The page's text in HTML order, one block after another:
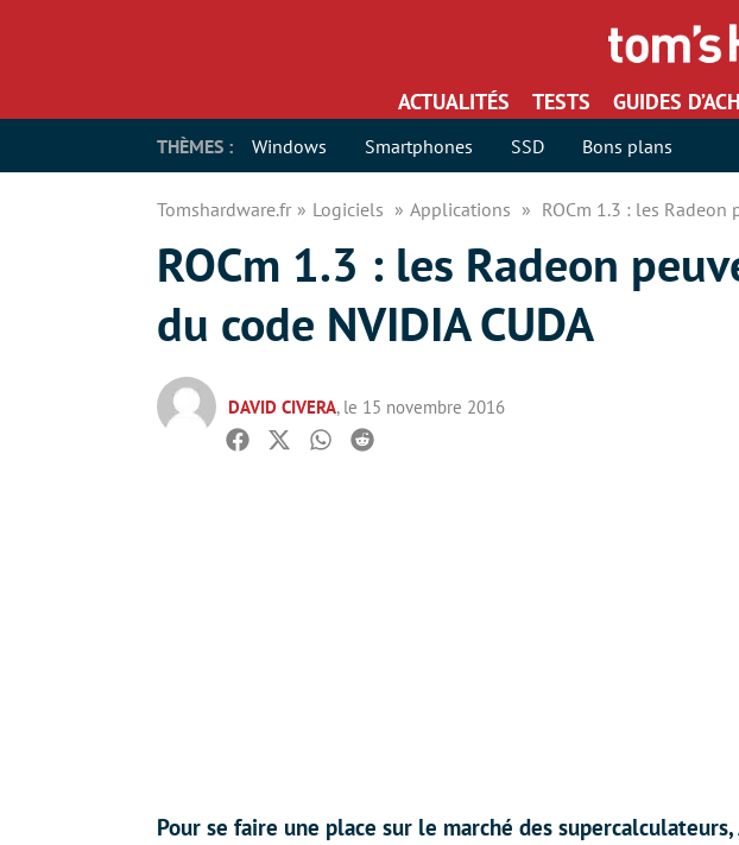
ACTUALITÉS TESTS GUIDES
THÈMES : Windows Smartphones SSD Bons plans
Tomshardware.fr Logiciels Applications ROCm 1.3 : les
ROCm 1.3 : les Radeon
du code NVIDIA CUDA
DAVID CIVERA, le 15 novembre 2016
Facebook
TwitterWhatsapp
Reddit
Pour se faire une place sur le marché des